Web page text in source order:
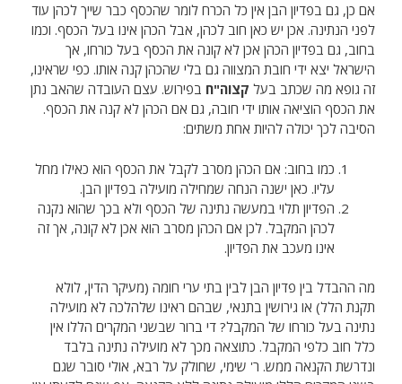
אם כן, גם בפדיון הבן אין כל הכרח לומר שהכסף כבר שייך לכהן עוד
לפני הנתינה. אכן יש כאן חוב לכהן, אבל הכהן אינו בעל הכסף. וכמו
בחוב, גם בפדיון הכהן אכן לא קונה את הכסף בעל כורחו, אך
הישראל יצא ידי חובת המצווה גם בלי שהכהן קנה אותו. כפי שראינו,
זה גופא מה שכתב בעל קצוה"ח בפירוש. עצם העובדה שהאב נתן
את הכסף הוציאה אותו ידי חובה, גם אם הכהן לא קנה את הכסף.
הסיבה לכך יכולה להיות אחת משתים:
כמו בחוב: אם הכהן מסרב לקבל את הכסף הוא כאילו מחל
עליו. כאן ישנה הנחה שמחילה מועילה בפדיון הבן.
הפדיון תלוי במעשה נתינה של הכסף ולא בכך שהוא נקנה
לכהן המקבל. לכן אם הכהן מסרב הוא אכן לא קונה, אך זה
אינו מעכב את הפדיון.
מה ההבדל בין פדיון הבן לבין בתי ערי חומה (מעיקר הדין, לולא
תקנת הלל) או גירושין בתנאי, שבהם ראינו שלהלכה לא מועילה
נתינה בעל כורחו של המקבל? די ברור שבשני המקרים הללו אין
כלל חוב כלפי המקבל. כתוצאה מכך לא מועילה נתינה בלבד
ונדרשת הקנאה ממש. ר' שימי, שחולק על רבא, אולי סובר שגם